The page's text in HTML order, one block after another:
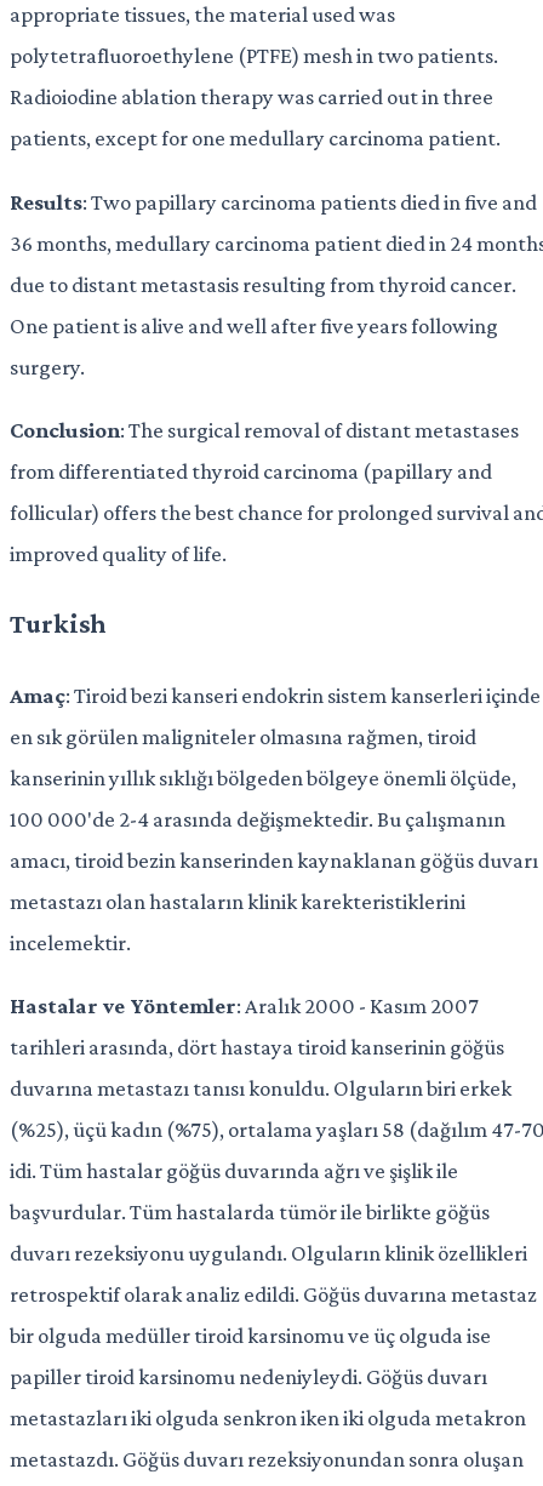
appropriate tissues, the material used was
polytetrafluoroethylene (PTFE) mesh in two patients.
Radioiodine ablation therapy was carried out in three
patients, except for one medullary carcinoma patient.
Results: Two papillary carcinoma patients died in five and
36 months, medullary carcinoma patient died in 24
due to distant metastasis resulting from thyroid cancer.
One patient is alive and well after five years following
surgery.
Conclusion: The surgical removal of distant metastases
from differentiated thyroid carcinoma (papillary and
follicular) offers the best chance for prolonged survival
improved quality of life.
Turkish
Amaç: Tiroid bezi kanseri endokrin sistem kanserleri içinde
en sık görülen maligniteler olmasına rağmen, tiroid
kanserinin yıllık sıklığı bölgeden bölgeye önemli ölçüde,
100 000'de 2-4 arasında değişmektedir. Bu çalışmanın
amacı, tiroid bezin kanserinden kaynaklanan göğüs duvarı
metastazı olan hastaların klinik karekteristiklerini
incelemektir.
Hastalar ve Yöntemler: Aralık 2000 - Kasım 2007
tarihleri arasında, dört hastaya tiroid kanserinin göğüs
duvarına metastazı tanısı konuldu. Olguların biri erkek
(%25), üçü kadın (%75), ortalama yaşları 58 (dağılım 47-
idi. Tüm hastalar göğüs duvarında ağrı ve şişlik ile
başvurdular. Tüm hastalarda tümör ile birlikte göğüs
duvarı rezeksiyonu uygulandı. Olguların klinik özellikleri
retrospektif olarak analiz edildi. Göğüs duvarına metastaz
bir olguda medüller tiroid karsinomu ve üç olguda ise
papiller tiroid karsinomu nedeniyleydi. Göğüs duvarı
metastazları iki olguda senkron iken iki olguda metakron
metastazdı. Göğüs duvarı rezeksiyonundan sonra oluşan